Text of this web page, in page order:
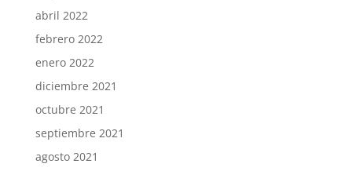
abril 2022
febrero 2022
enero 2022
diciembre 2021
octubre 2021
septiembre 2021
agosto 2021